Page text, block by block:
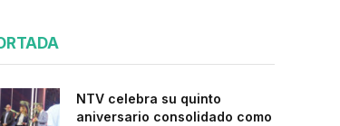
NTV celebra su quinto
aniversario consolidado como